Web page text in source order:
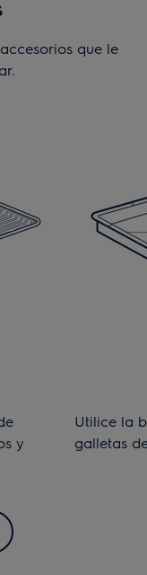
que le
y
Utilice la
galletas